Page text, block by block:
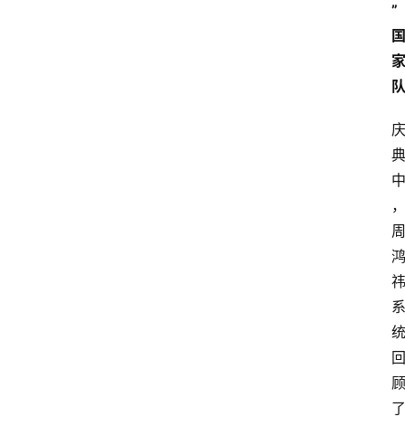
”
国
家
队
庆
典
中
，
周
鸿
祎
系
统
回
顾
了